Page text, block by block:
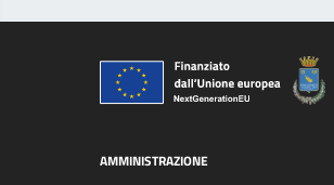
AMMINISTRAZIONE